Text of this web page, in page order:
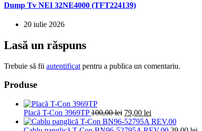
Dump Tv NEI 32NE4000 (TFT224139)
20 iulie 2026
Lasă un răspuns
Trebuie să fii autentificat pentru a publica un comentariu.
Produse
Placă T-Con 3969TP100,00lei Prețul
inițial
79,00 lei
curent